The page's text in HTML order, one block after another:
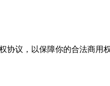
议，以保障你的合法商用权